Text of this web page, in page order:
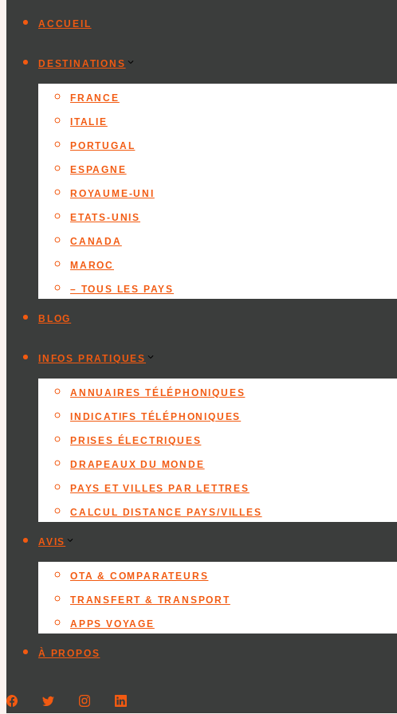
ACCUEIL
DESTINATIONS
FRANCE
ITALIE
PORTUGAL
ESPAGNE
ROYAUME-UNI
ETATS-UNIS
CANADA
MAROC
– TOUS LES PAYS
BLOG
INFOS PRATIQUES
ANNUAIRES TÉLÉPHONIQUES
INDICATIFS TÉLÉPHONIQUES
PRISES ÉLECTRIQUES
DRAPEAUX DU MONDE
PAYS ET VILLES PAR LETTRES
CALCUL DISTANCE PAYS/VILLES
AVIS
OTA & COMPARATEURS
TRANSFERT & TRANSPORT
APPS VOYAGE
À PROPOS